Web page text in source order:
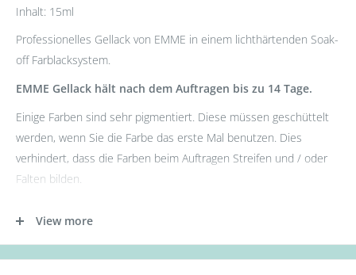
Inhalt: 15ml
Professionelles Gellack von EMME in einem lichthärtenden Soak-
off Farblacksystem.
EMME Gellack hält nach dem Auftragen bis zu 14 Tage.
Einige Farben sind sehr pigmentiert. Diese müssen geschüttelt
werden, wenn Sie die Farbe das erste Mal benutzen. Dies
verhindert, dass die Farben beim Auftragen Streifen und / oder
Falten bilden.
36W UV Lampe für 60s oder 12W LED Lampe für 30s.)
View more